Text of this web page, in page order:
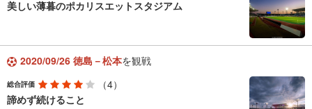
美しい薄暮のポカリスエットスタジアム
2020/09/26 徳島－松本を観戦
総合評価
（4）
諦めず続けること